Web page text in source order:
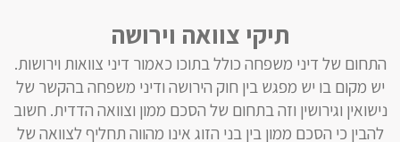
תיקי צוואה וירושה
התחום של דיני משפחה כולל בתוכו כאמור דיני צוואות וירושות.
יש מקום בו יש מפגש בין חוק הירושה ודיני משפחה בהקשר של
נישואין וגירושין וזה בתחום של הסכם ממון וצוואה הדדית. חשוב
להבין כי הסכם ממון בין בני הזוג אינו מהווה תחליף לצוואה של